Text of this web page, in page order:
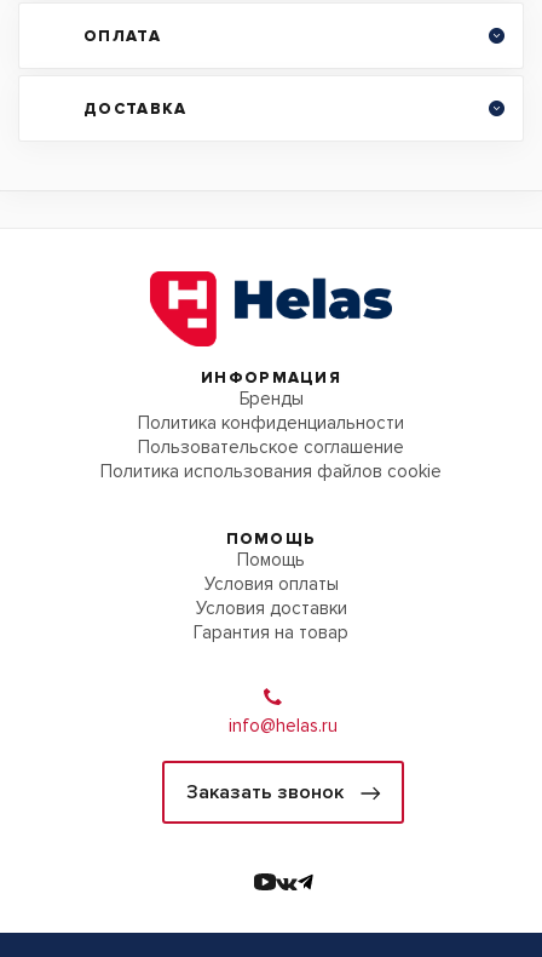
ОПЛАТА
ДОСТАВКА
ИНФОРМАЦИЯ
Бренды
Политика конфиденциальности
Пользовательское соглашение
Политика использования файлов cookie
ПОМОЩЬ
Помощь
Условия оплаты
Условия доставки
Гарантия на товар
info@helas.ru
Заказать звонок